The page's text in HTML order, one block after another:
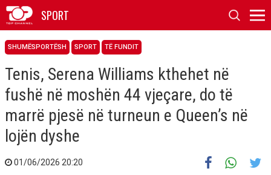
SPORT
SHUMËSPORTËSH SPORT TË FUNDIT
Tenis, Serena Williams kthehet në
fushë në moshën 44 vjeçare, do të
marrë pjesë në turneun e Queen’s në
lojën dyshe
01/06/2026 20:20